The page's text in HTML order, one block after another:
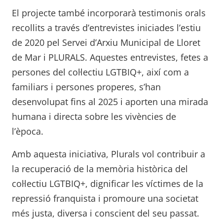
El projecte també incorporarà testimonis orals
recollits a través d’entrevistes iniciades l’estiu
de 2020 pel Servei d’Arxiu Municipal de Lloret
de Mar i PLURALS. Aquestes entrevistes, fetes a
persones del col·lectiu LGTBIQ+, així com a
familiars i persones properes, s’han
desenvolupat fins al 2025 i aporten una mirada
humana i directa sobre les vivències de
l’època.
Amb aquesta iniciativa, Plurals vol contribuir a
la recuperació de la memòria històrica del
col·lectiu LGTBIQ+, dignificar les víctimes de la
repressió franquista i promoure una societat
més justa, diversa i conscient del seu passat.